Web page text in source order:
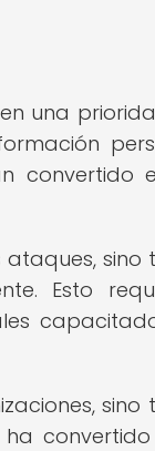
una
convertido
sino
Esto
sino